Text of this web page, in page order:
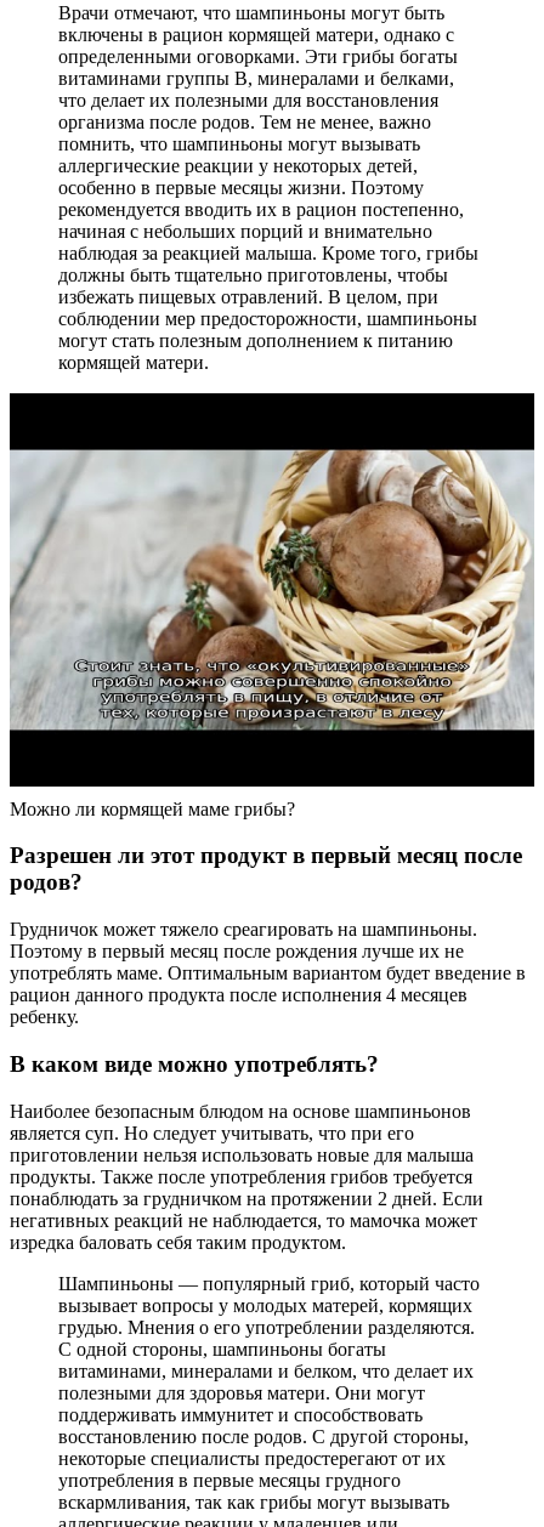
Врачи отмечают, что шампиньоны могут быть
включены в рацион кормящей матери, однако с
определенными оговорками. Эти грибы богаты
витаминами группы B, минералами и белками,
что делает их полезными для восстановления
организма после родов. Тем не менее, важно
помнить, что шампиньоны могут вызывать
аллергические реакции у некоторых детей,
особенно в первые месяцы жизни. Поэтому
рекомендуется вводить их в рацион постепенно,
начиная с небольших порций и внимательно
наблюдая за реакцией малыша. Кроме того, грибы
должны быть тщательно приготовлены, чтобы
избежать пищевых отравлений. В целом, при
соблюдении мер предосторожности, шампиньоны
могут стать полезным дополнением к питанию
кормящей матери.
Можно ли кормящей маме грибы?
Разрешен ли этот продукт в первый месяц после
родов?
Грудничок может тяжело среагировать на шампиньоны.
Поэтому в первый месяц после рождения лучше их не
употреблять маме. Оптимальным вариантом будет введение в
рацион данного продукта после исполнения 4 месяцев
ребенку.
В каком виде можно употреблять?
Наиболее безопасным блюдом на основе шампиньонов
является суп. Но следует учитывать, что при его
приготовлении нельзя использовать новые для малыша
продукты. Также после употребления грибов требуется
понаблюдать за грудничком на протяжении 2 дней. Если
негативных реакций не наблюдается, то мамочка может
изредка баловать себя таким продуктом.
Шампиньоны — популярный гриб, который часто
вызывает вопросы у молодых матерей, кормящих
грудью. Мнения о его употреблении разделяются.
С одной стороны, шампиньоны богаты
витаминами, минералами и белком, что делает их
полезными для здоровья матери. Они могут
поддерживать иммунитет и способствовать
восстановлению после родов. С другой стороны,
некоторые специалисты предостерегают от их
употребления в первые месяцы грудного
вскармливания, так как грибы могут вызывать